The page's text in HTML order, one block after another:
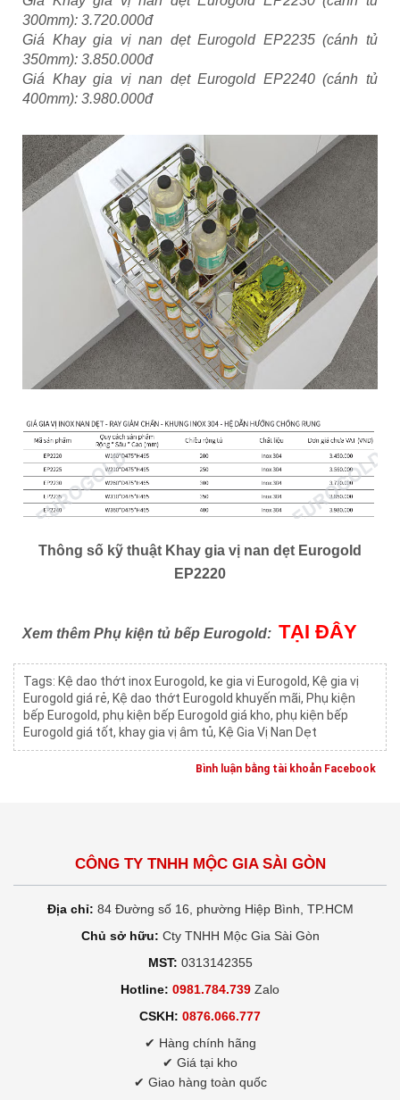
300mm): 3.720.000đ
Giá Khay gia vị nan dẹt Eurogold EP2235 (cánh tủ
350mm): 3.850.000đ
Giá Khay gia vị nan dẹt Eurogold EP2240 (cánh tủ
400mm): 3.980.000đ
Thông số kỹ thuật Khay gia vị nan dẹt Eurogold
EP2220
Xem thêm Phụ kiện tủ bếp Eurogold: TẠI ĐÂY
Tags: Kệ dao thớt inox Eurogold, ke gia vi Eurogold, Kệ gia vị
Eurogold giá rẻ, Kệ dao thớt Eurogold khuyến mãi, Phụ kiện
bếp Eurogold, phụ kiện bếp Eurogold giá kho, phụ kiện bếp
Eurogold giá tốt, khay gia vị âm tủ, Kệ Gia Vị Nan Dẹt
Bình luận bằng tài khoản Facebook
CÔNG TY TNHH MỘC GIA SÀI GÒN
Địa chỉ: 84 Đường số 16, phường Hiệp Bình, TP.HCM
Chủ sở hữu: Cty TNHH Mộc Gia Sài Gòn
MST: 0313142355
Hotline: 0981.784.739 Zalo
CSKH: 0876.066.777
✔ Hàng chính hãng
✔ Giá tại kho
✔ Giao hàng toàn quốc